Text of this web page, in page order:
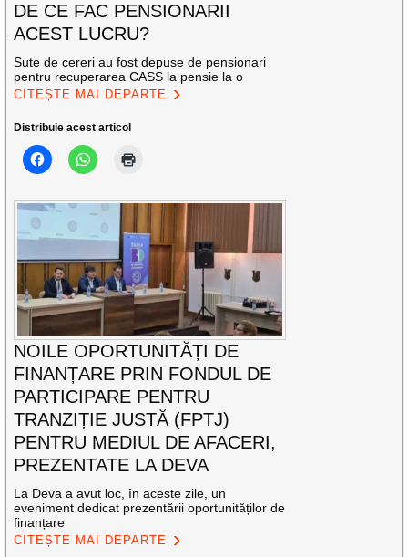
DE CE FAC PENSIONARII
ACEST LUCRU?
Sute de cereri au fost depuse de pensionari
pentru recuperarea CASS la pensie la o
CITEȘTE MAI DEPARTE
Distribuie acest articol
NOILE OPORTUNITĂȚI DE
FINANȚARE PRIN FONDUL DE
PARTICIPARE PENTRU
TRANZIȚIE JUSTĂ (FPTJ)
PENTRU MEDIUL DE AFACERI,
PREZENTATE LA DEVA
La Deva a avut loc, în aceste zile, un
eveniment dedicat prezentării oportunităților de
finanțare
CITEȘTE MAI DEPARTE